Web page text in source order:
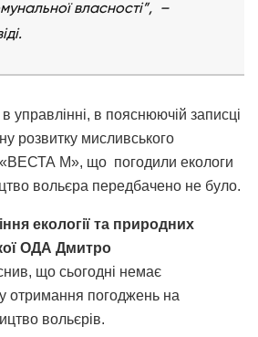
власності”, –
управлінні, в пояснюючій записці
розвитку мисливського
М», що погодили екологи
вольєра передбачено не було.
екології та природних
ОДА Дмитро
що сьогодні немає
отримання погоджень на
вольєрів.